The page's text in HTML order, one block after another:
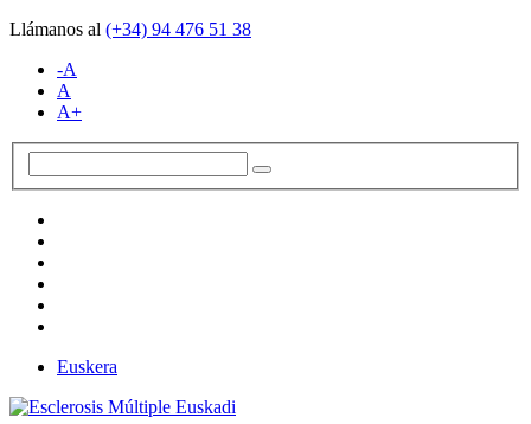
Llámanos al (+34) 94 476 51 38
-A
A
A+
Euskera